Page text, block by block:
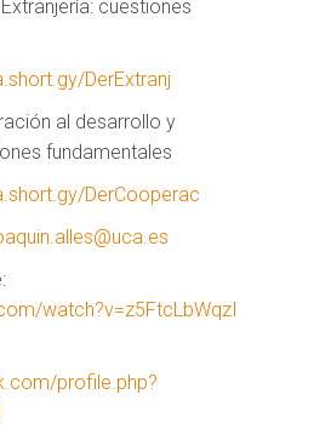
cuestiones
DerExtranj
al desarrollo y
fundamentales
DerCooperac
watch?v=z5FtcLbWqzI
profile.php?